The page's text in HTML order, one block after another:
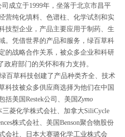
成立于1999年，坐落于北京市昌平
营纯化填料、色谱柱、化学试剂和实
技型企业，产品主要应用于制药、生
。凭借世界的产品和服务，绿百草科
的战略合作关系，被众多企业和科研
政府部门的关怀和有力支持。
百草科技创建了产品种类齐全、技术
科技被众多供应商选择为他们在中国
括美国 Restek公司、美国 Zymo
三菱化学株式会社、加拿大SiliCycle
株式会社、美国Benson聚合物股份
会社、日本大赛璐化学工业株式会